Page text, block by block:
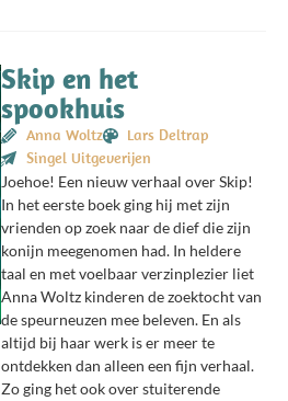
Skip en het
spookhuis
Anna Woltz
Lars Deltrap
Singel Uitgeverijen
Joehoe! Een nieuw verhaal over Skip!
In het eerste boek ging hij met zijn
vrienden op zoek naar de dief die zijn
konijn meegenomen had. In heldere
taal en met voelbaar verzinplezier liet
Anna Woltz kinderen de zoektocht van
de speurneuzen mee beleven. En als
altijd bij haar werk is er meer te
ontdekken dan alleen een fijn verhaal.
Zo ging het ook over stuiterende